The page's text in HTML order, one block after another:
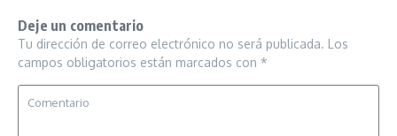
Deje un comentario
Tu dirección de correo electrónico no será publicada. Los
campos obligatorios están marcados con *